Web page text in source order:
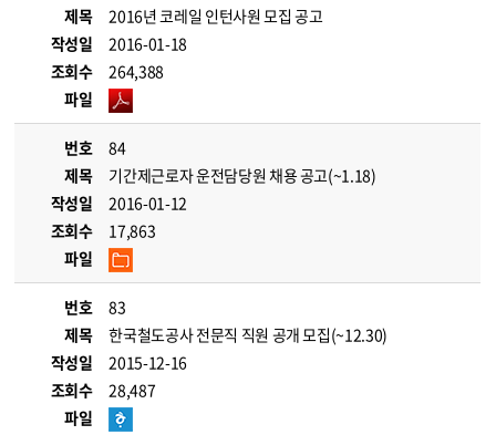
제목
2016년 코레일 인턴사원 모집 공고
작성일
2016-01-18
조회수
264,388
파일
번호
84
제목
기간제근로자 운전담당원 채용 공고(~1.18)
작성일
2016-01-12
조회수
17,863
파일
번호
83
제목
한국철도공사 전문직 직원 공개 모집(~12.30)
작성일
2015-12-16
조회수
28,487
파일